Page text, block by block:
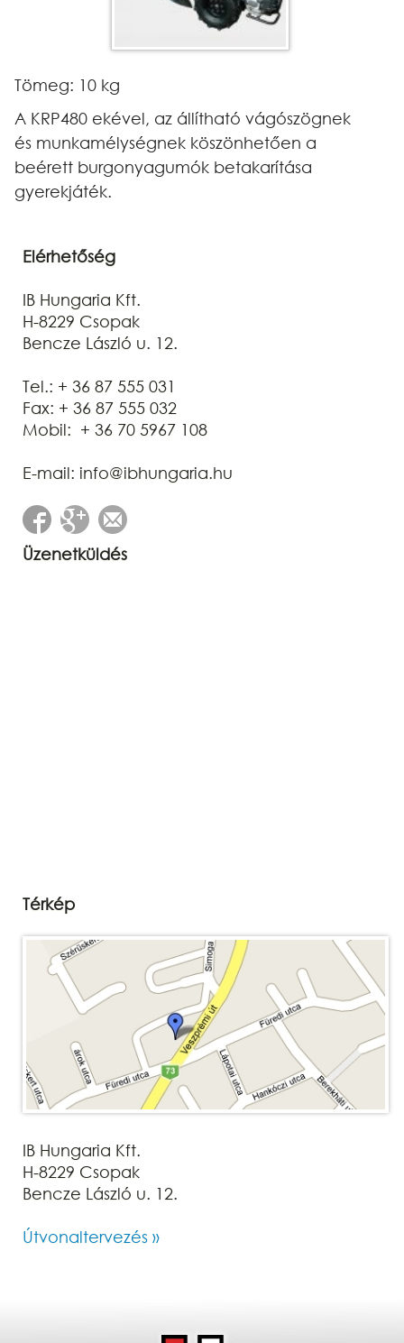
Tömeg: 10 kg
A KRP480 ekével, az állítható vágószögnek
és munkamélységnek köszönhetően a
beérett burgonyagumók betakarítása
gyerekjáték.
Elérhetőség
IB Hungaria Kft.
H-8229 Csopak
Bencze László u. 12.
Tel.: + 36 87 555 031
Fax: + 36 87 555 032
Mobil: + 36 70 5967 108
E-mail: info@ibhungaria.hu
Üzenetküldés
Térkép
IB Hungaria Kft.
H-8229 Csopak
Bencze László u. 12.
Útvonaltervezés »